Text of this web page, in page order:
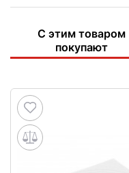
С этим товаром
покупают